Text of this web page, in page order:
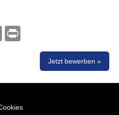
Email
Jetzt bewerben »